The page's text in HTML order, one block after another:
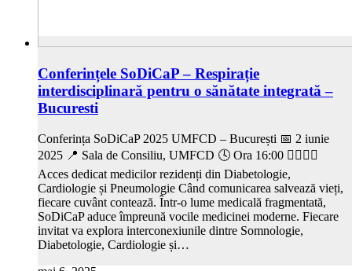
Conferințele SoDiCaP – Respirație
interdisciplinară pentru o sănătate integrată –
Bucuresti
Conferința SoDiCaP 2025 UMFCD – București 📅 2 iunie
2025 📍 Sala de Consiliu, UMFCD 🕓 Ora 16:00 👩‍⚕️👨‍⚕️
Acces dedicat medicilor rezidenți din Diabetologie,
Cardiologie și Pneumologie Când comunicarea salvează vieți,
fiecare cuvânt contează. Într-o lume medicală fragmentată,
SoDiCaP aduce împreună vocile medicinei moderne. Fiecare
invitat va explora interconexiunile dintre Somnologie,
Diabetologie, Cardiologie și…